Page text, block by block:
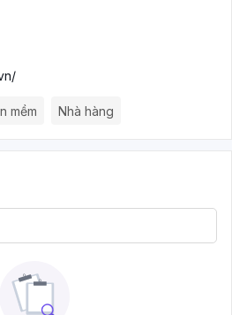
mềm Nhà hàng